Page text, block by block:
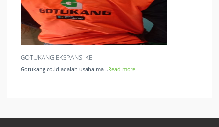
GOTUKANG EKSPANSI KE
Gotukang.co.id adalah usaha ma ..Read more